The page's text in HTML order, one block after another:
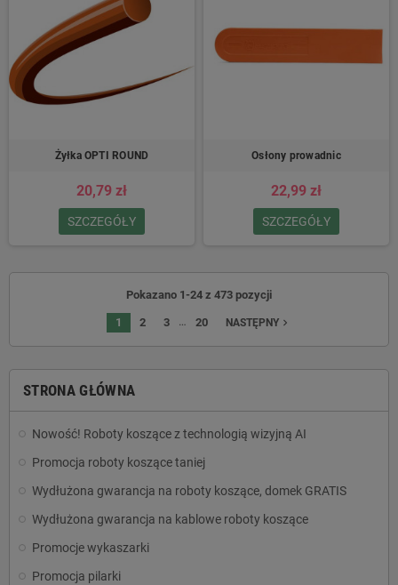
STRONA GŁÓWNA
Nowość! Roboty koszące z technologią wizyjną AI
Promocja roboty koszące taniej
Wydłużona gwarancja na roboty koszące, domek GRATIS
Wydłużona gwarancja na kablowe roboty koszące
Promocje wykaszarki
Promocja pilarki
Żyłka OPTI ROUND
20,79 zł
SZCZEGÓŁY
Osłony prowadnic
22,99 zł
SZCZEGÓŁY
Pokazano 1-24 z 473 pozycji
1 2 3 … 20 NASTĘPNY navigate_next